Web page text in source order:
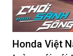
Honda Việt